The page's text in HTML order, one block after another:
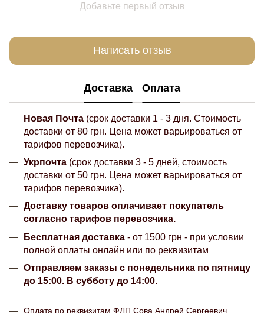
Добавьте первый отзыв
Написать отзыв
Доставка Оплата
Новая Почта (срок доставки 1 - 3 дня. Стоимость
доставки от 80 грн. Цена может варьироваться от
тарифов перевозчика).
Укрпочта (срок доставки 3 - 5 дней, стоимость
доставки от 50 грн. Цена может варьироваться от
тарифов перевозчика).
Доставку товаров оплачивает покупатель
согласно тарифов перевозчика.
Бесплатная доставка - от 1500 грн - при условии
полной оплаты онлайн или по реквизитам
Отправляем заказы с понедельника по пятницу
до 15:00. В субботу до 14:00.
Оплата по реквизитам ФЛП Сова Андрей Сергеевич